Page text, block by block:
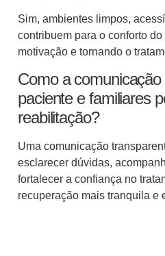
Sim, ambientes limpos,
contribuem para o conforto
motivação e tornando o
Como a
paciente e familiares
reabilitação?
Uma comunicação
esclarecer dúvidas,
fortalecer a confiança no
recuperação mais tranquila e